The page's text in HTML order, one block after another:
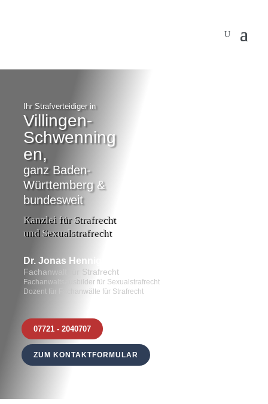
Ihr Strafverteidiger in
Villingen-
Schwenning
en,
ganz Baden-
Württemberg &
bundesweit
Kanzlei für Strafrecht
und Sexualstrafrecht
Dr. Jonas Hennig
Fachanwalt für Strafrecht
Fachanwaltsausbilder für Sexualstrafrecht
Dozent für Fachanwälte für Strafrecht
07721 - 2040707
ZUM KONTAKTFORMULAR